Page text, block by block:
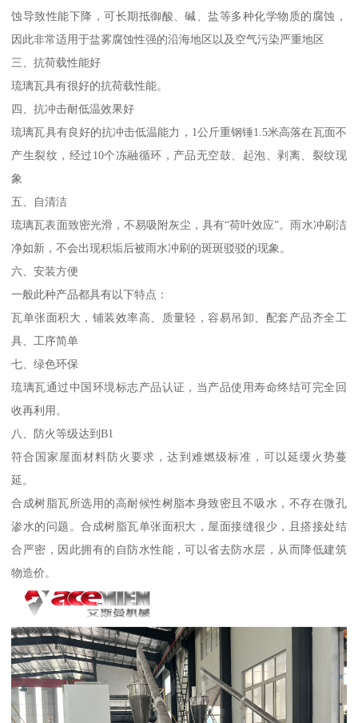
蚀导致性能下降，可长期抵御酸、碱、盐等多种化学物质的腐蚀，
因此非常适用于盐雾腐蚀性强的沿海地区以及空气污染严重地区
三、抗荷载性能好
琉璃瓦具有很好的抗荷载性能。
四、抗冲击耐低温效果好
琉璃瓦具有良好的抗冲击低温能力，1公斤重钢锤1.5米高落在瓦面不
产生裂纹，经过10个冻融循环，产品无空鼓、起泡、剥离、裂纹现
象
五、自清洁
琉璃瓦表面致密光滑，不易吸附灰尘，具有“荷叶效应”。雨水冲刷洁
净如新，不会出现积垢后被雨水冲刷的斑斑驳驳的现象。
六、安装方便
一般此种产品都具有以下特点：
瓦单张面积大，铺装效率高、质量轻，容易吊卸、配套产品齐全工
具、工序简单
七、绿色环保
琉璃瓦通过中国环境标志产品认证，当产品使用寿命终结可完全回
收再利用。
八、防火等级达到B1
符合国家屋面材料防火要求，达到难燃级标准，可以延缓火势蔓
延。
合成树脂瓦所选用的高耐候性树脂本身致密且不吸水，不存在微孔
渗水的问题。合成树脂瓦单张面积大，屋面接缝很少，且搭接处结
合严密，因此拥有的自防水性能，可以省去防水层，从而降低建筑
物造价。